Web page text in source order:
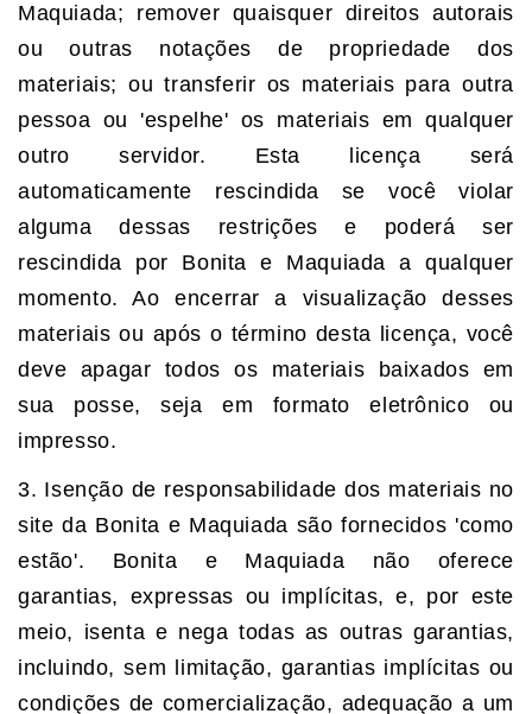
Maquiada; remover quaisquer direitos autorais
ou outras notações de propriedade dos
materiais; ou transferir os materiais para outra
pessoa ou 'espelhe' os materiais em qualquer
outro servidor. Esta licença será
automaticamente rescindida se você violar
alguma dessas restrições e poderá ser
rescindida por Bonita e Maquiada a qualquer
momento. Ao encerrar a visualização desses
materiais ou após o término desta licença, você
deve apagar todos os materiais baixados em
sua posse, seja em formato eletrônico ou
impresso.
3. Isenção de responsabilidade dos materiais no
site da Bonita e Maquiada são fornecidos 'como
estão'. Bonita e Maquiada não oferece
garantias, expressas ou implícitas, e, por este
meio, isenta e nega todas as outras garantias,
incluindo, sem limitação, garantias implícitas ou
condições de comercialização, adequação a um